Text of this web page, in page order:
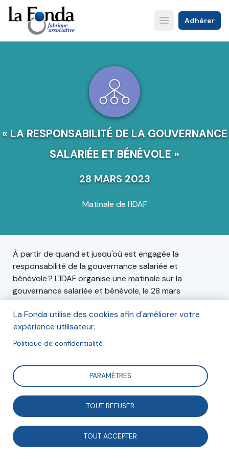
Aller
au
contenu
principal
Open main menu
Adhérer
« LA RESPONSABILITÉ DE LA GOUVERNANCE
SALARIÉE ET BÉNÉVOLE »
28 MARS 2023
Matinale de l'IDAF
À partir de quand et jusqu'où est engagée la
responsabilité de la gouvernance salariée et
bénévole ? L'IDAF organise une matinale sur la
gouvernance salariée et bénévole, le 28 mars
prochain, à Paris.
Informations
Le mardi 28 mars 2023, de 8h30 à 10h30,
À la Mutuelle Saint-Christophe, 277 rue Saint-
Jacques, 75005 Paris,
Tarifs :
La Fonda utilise des cookies afin d'améliorer votre
expérience utilisateur.
Politique de confidentialité
PARAMÈTRES
TOUT REFUSER
TOUT ACCEPTER